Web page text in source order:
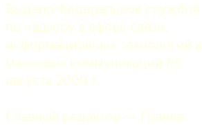
Выдано Федеральной службой
по надзору в сфере связи,
информационных технологий и
массовых коммуникаций 06
августа 2009 г.
Главный редактор — Грачев